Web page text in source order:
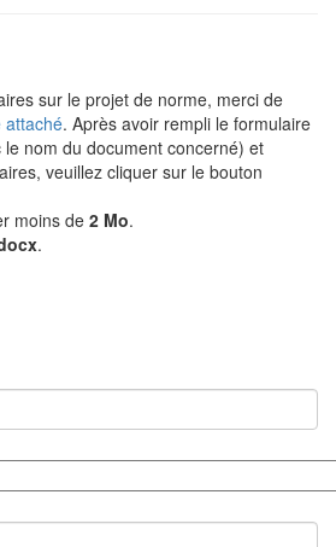
sur le projet de norme, merci de
attaché. Après avoir rempli le formulaire
nom du document concerné) et
veuillez cliquer sur le bouton
moins de 2 Mo.
.